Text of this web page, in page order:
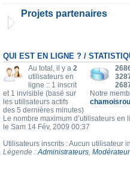
Projets partenaires
QUI EST EN LIGNE ? /
Notre
Au total, il y a 2
utilisateurs en
ligne :: 1 inscrit
et 1 invisible (basé sur
les utilisateurs actifs
des 5 dernières minutes)
Le nombre maximum d’utilisateurs en
le Sam 14 Fév, 2009 00:37
Utilisateurs inscrits : Aucun utilisateur
Légende :Administrateurs,